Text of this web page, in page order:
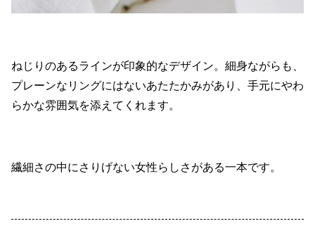
ねじりのあるラインが印象的なデザイン。細身ながらも、
プレーンなリングにはないあたたかみがあり、手元にやわ
らかな雰囲気を添えてくれます。
繊細さの中にさりげない女性らしさがある一本です。